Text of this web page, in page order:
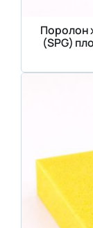
Поролон
(SPG)